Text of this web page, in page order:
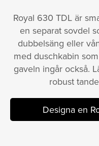
Royal 630 TDL är
en separat sovdel
dubbelsäng eller
med duschkabin
gaveln ingår också.
robust
Designa en